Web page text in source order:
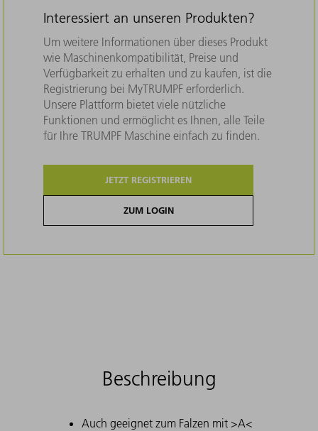
Interessiert an unseren Produkten?
Um weitere Informationen über dieses Produkt
wie Maschinenkompatibilität, Preise und
Verfügbarkeit zu erhalten und zu kaufen, ist die
Registrierung bei MyTRUMPF erforderlich.
Unsere Plattform bietet viele nützliche
Funktionen und ermöglicht es Ihnen, alle Teile
für Ihre TRUMPF Maschine einfach zu finden.
JETZT REGISTRIEREN
ZUM LOGIN
Beschreibung
Auch geeignet zum Falzen mit >A<